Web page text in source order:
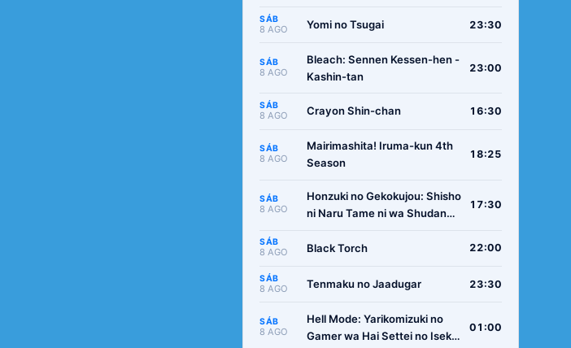
SÁB
8 AGO Yomi no Tsugai 23:30
SÁB
8 AGO
Bleach: Sennen Kessen-hen -
Kashin-tan
23:00
SÁB
8 AGO Crayon Shin-chan 16:30
SÁB
8 AGO
Mairimashita! Iruma-kun 4th
Season
18:25
SÁB
8 AGO
Honzuki no Gekokujou: Shisho
ni Naru Tame ni wa Shudan
Ryoushu no Youjo
17:30
SÁB
8 AGO Black Torch 22:00
SÁB
8 AGO Tenmaku no Jaadugar 23:30
SÁB
8 AGO
Hell Mode: Yarikomizuki no
Gamer wa Hai Settei no Isekai
01:00